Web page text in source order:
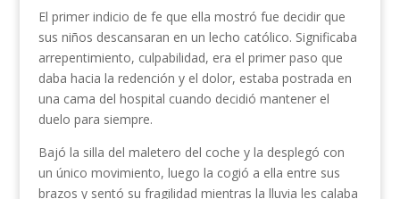
El primer indicio de fe que ella mostró fue decidir que
sus niños descansaran en un lecho católico. Significaba
arrepentimiento, culpabilidad, era el primer paso que
daba hacia la redención y el dolor, estaba postrada en
una cama del hospital cuando decidió mantener el
duelo para siempre.
Bajó la silla del maletero del coche y la desplegó con
un único movimiento, luego la cogió a ella entre sus
brazos y sentó su fragilidad mientras la lluvia les calaba